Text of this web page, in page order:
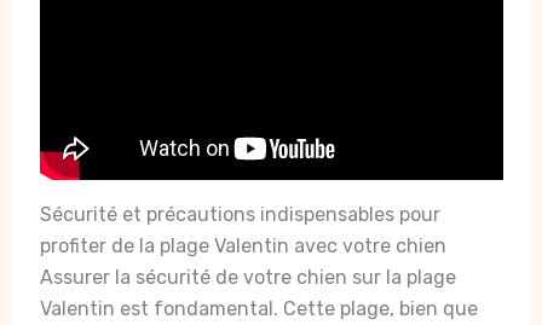
Sécurité et précautions indispensables pour
profiter de la plage Valentin avec votre chien
Assurer la sécurité de votre chien sur la plage
Valentin est fondamental. Cette plage, bien que